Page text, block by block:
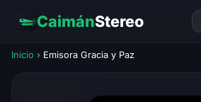
CaimánStereo
Inicio › Emisora Gracia y Paz